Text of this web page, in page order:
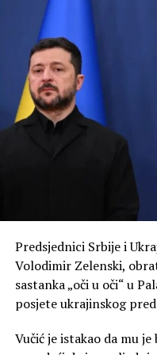
Predsjednici Srbije i
Volodimir Zelenski,
sastanka „oči u oči“ u
posjete ukrajinskog
Vučić je istakao da mu